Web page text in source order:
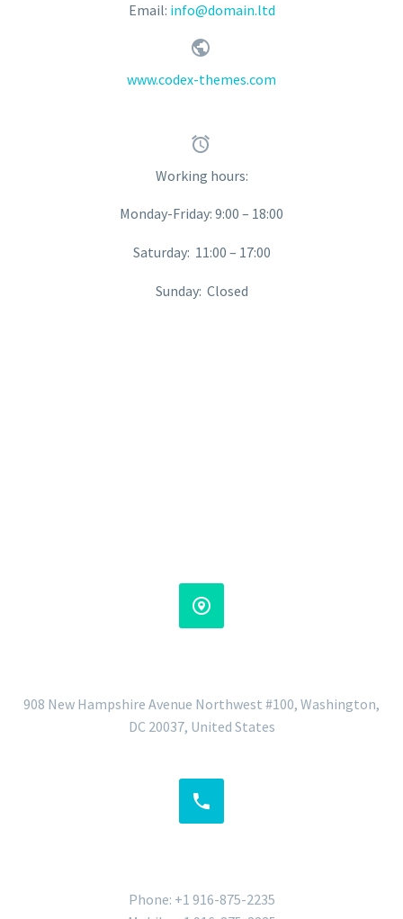
Email: info@domain.ltd


www.codex-themes.com


Working hours:
Monday-Friday: 9:00 – 18:00
Saturday: 11:00 – 17:00
Sunday: Closed


908 New Hampshire Avenue Northwest #100, Washington,
DC 20037, United States


Phone: +1 916-875-2235